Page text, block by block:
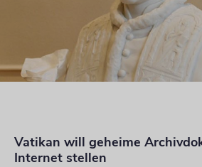
Vatikan will geheime
Internet stellen